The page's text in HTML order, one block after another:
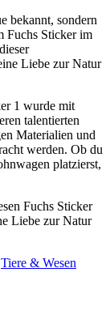
bekannt, sondern
Fuchs Sticker im
Liebe zur Natur
1 wurde mit
talentierten
Materialien und
werden. Ob du
platzierst,
Fuchs Sticker
Liebe zur Natur
Tiere & Wesen